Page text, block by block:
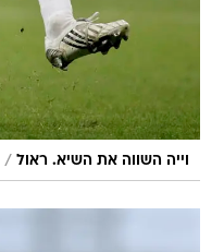
וייה השווה את השיא. ראול /